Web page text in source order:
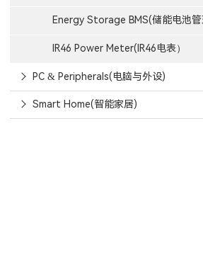
Energy Storage BMS(储能电池管
IR46 Power Meter(IR46电表）
PC & Peripherals(电脑与外设)
Smart Home(智能家居)